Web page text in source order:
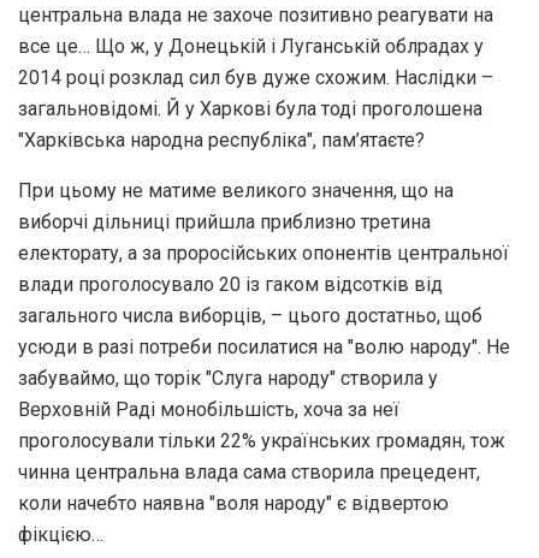
центральна влада не захоче позитивно реагувати на
все це… Що ж, у Донецькій і Луганській облрадах у
2014 році розклад сил був дуже схожим. Наслідки –
загальновідомі. Й у Харкові була тоді проголошена
"Харківська народна республіка", пам’ятаєте?
При цьому не матиме великого значення, що на
виборчі дільниці прийшла приблизно третина
електорату, а за проросійських опонентів центральної
влади проголосувало 20 із гаком відсотків від
загального числа виборців, – цього достатньо, щоб
усюди в разі потреби посилатися на "волю народу". Не
забуваймо, що торік "Слуга народу" створила у
Верховній Раді монобільшість, хоча за неї
проголосували тільки 22% українських громадян, тож
чинна центральна влада сама створила прецедент,
коли начебто наявна "воля народу" є відвертою
фікцією…